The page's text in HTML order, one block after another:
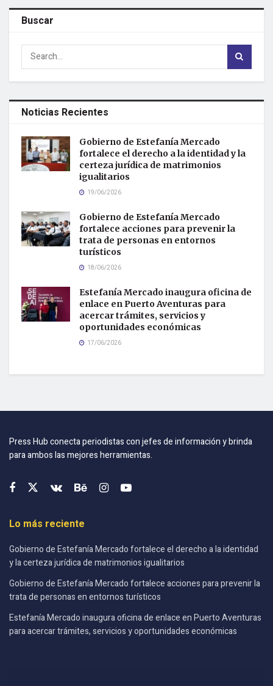
Buscar
Noticias Recientes
Gobierno de Estefanía Mercado
fortalece el derecho a la identidad y la
certeza jurídica de matrimonios
igualitarios
19/06/2026
Gobierno de Estefanía Mercado
fortalece acciones para prevenir la
trata de personas en entornos
turísticos
18/06/2026
Estefanía Mercado inaugura oficina de
enlace en Puerto Aventuras para
acercar trámites, servicios y
oportunidades económicas
17/06/2026
Press Hub conecta periodistas con jefes de información y brinda
para ambos las mejores herramientas.
Lo más reciente
Gobierno de Estefanía Mercado fortalece el derecho a la identidad
y la certeza jurídica de matrimonios igualitarios
Gobierno de Estefanía Mercado fortalece acciones para prevenir la
trata de personas en entornos turísticos
Estefanía Mercado inaugura oficina de enlace en Puerto Aventuras
para acercar trámites, servicios y oportunidades económicas